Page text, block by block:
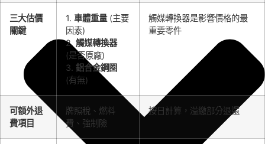
三大估價
關鍵
1. 車體重量(主要
因素)
2. 觸媒轉換器
(是否原廠)
3. 鋁合金鋼圈
(有無)
觸媒轉換器是影響價格的最
重要零件
可額外退
費項目
牌照稅、燃料
費、強制險
按日計算，溢繳部分退還